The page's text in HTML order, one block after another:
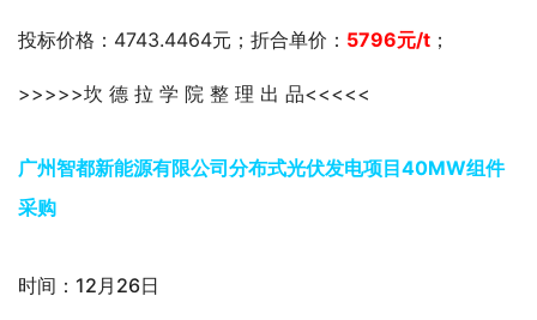
投标价格：4743.4464元；折合单价： 5796元/t ；
>>>>>坎 德 拉 学 院 整 理 出 品<<<<<
广州智都新能源有限公司分布式光伏发电项目40MW组件
采购
时间：12月26日